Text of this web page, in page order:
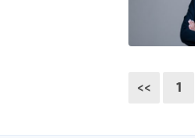
<<
1